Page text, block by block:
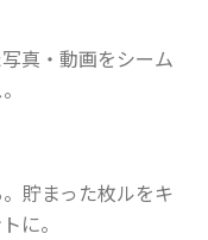
真・動画をシーム
貯まった枚ルをキ
に。